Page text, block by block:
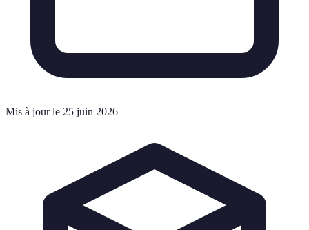
Mis à jour le 25 juin 2026